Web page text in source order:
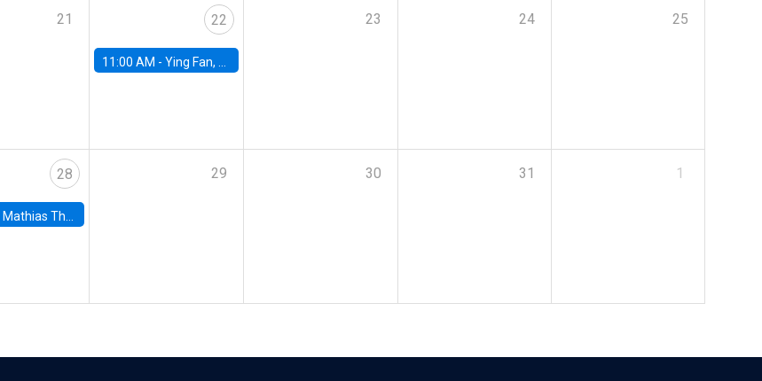
21 22
11:00 AM -Ying Fan, University of Michigan
23 24 25
28
Mathias Thoenig, University of Lausanne
29 30 31 1